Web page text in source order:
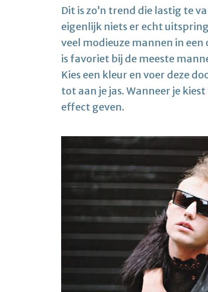
Dit is zo’n trend die lastig te
eigenlijk niets er echt
veel modieuze mannen in
is favoriet bij de meeste
Kies een kleur en voer deze
tot aan je jas. Wanneer je
effect geven.